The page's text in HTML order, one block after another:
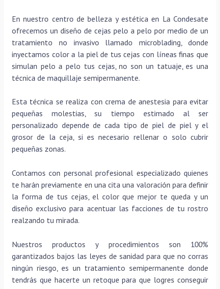
En nuestro centro de belleza y estética en La Condesate
ofrecemos un diseño de cejas pelo a pelo por medio de un
tratamiento no invasivo llamado microblading, donde
inyectamos color a la piel de tus cejas con líneas finas que
simulan pelo a pelo tus cejas, no son un tatuaje, es una
técnica de maquillaje semipermanente.
Esta técnica se realiza con crema de anestesia para evitar
pequeñas molestias, su tiempo estimado al ser
personalizado depende de cada tipo de piel de piel y el
grosor de la ceja, si es necesario rellenar o solo cubrir
pequeñas zonas.
Contamos con personal profesional especializado quienes
te harán previamente en una cita una valoración para definir
la forma de tus cejas, el color que mejor te queda y un
diseño exclusivo para acentuar las facciones de tu rostro
realzando tu mirada.
Nuestros productos y procedimientos son 100%
garantizados bajos las leyes de sanidad para que no corras
ningún riesgo, es un tratamiento semipermanente donde
tendrás que hacerte un retoque para que logres conseguir